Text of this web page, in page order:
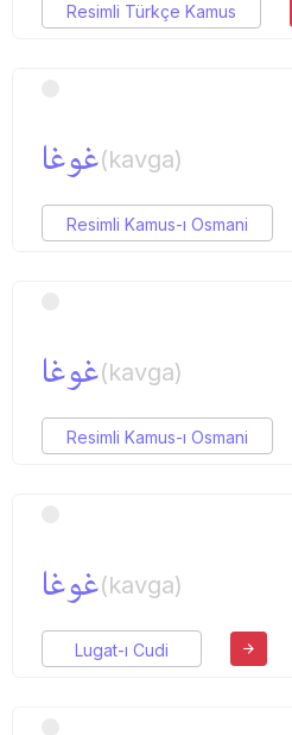
Resimli Türkçe Kamus
غوغا(kavga)
Resimli Kamus-ı Osmani
غوغا(kavga)
Resimli Kamus-ı Osmani
غوغا(kavga)
Lugat-ı Cudi